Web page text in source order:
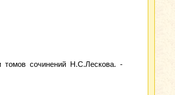
сочинений Н.С.Лескова. -